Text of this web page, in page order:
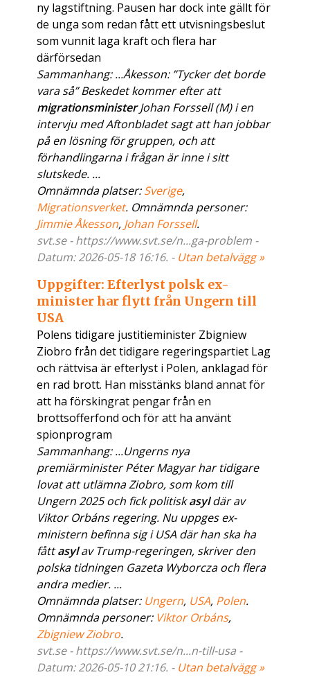
ny lagstiftning. Pausen har dock inte gällt för
de unga som redan fått ett utvisningsbeslut
som vunnit laga kraft och flera har
därförsedan
Sammanhang: ...Åkesson: ”Tycker det borde
vara så” Beskedet kommer efter att
migrationsministerJohan Forssell (M) i en
intervju med Aftonbladet sagt att han jobbar
på en lösning för gruppen, och att
förhandlingarna i frågan är inne i sitt
slutskede. ...
Omnämnda platser:Sverige,
Migrationsverket. Omnämnda personer:
Jimmie Åkesson, Johan Forssell.
svt.se - https://www.svt.se/n...ga-problem -
Datum: 2026-05-18 16:16. - Utan betalvägg »
Uppgifter: Efterlyst polsk ex-
minister har flytt från Ungern till
USA
Polens tidigare justitieminister Zbigniew
Ziobro från det tidigare regeringspartiet Lag
och rättvisa är efterlyst i Polen, anklagad för
en rad brott. Han misstänks bland annat för
att ha förskingrat pengar från en
brottsofferfond och för att ha använt
spionprogram
Sammanhang: ...Ungerns nya
premiärminister Péter Magyar har tidigare
lovat att utlämna Ziobro, som kom till
Ungern 2025 och fick politiskasyldär av
Viktor Orbáns regering. Nu uppges ex-
ministern befinna sig i USA där han ska ha
fåttasylav Trump-regeringen, skriver den
polska tidningen Gazeta Wyborcza och flera
andra medier. ...
Omnämnda platser: Ungern, USA, Polen.
Omnämnda personer: Viktor Orbáns,
Zbigniew Ziobro.
svt.se - https://www.svt.se/n...n-till-usa -
Datum: 2026-05-10 21:16. - Utan betalvägg »